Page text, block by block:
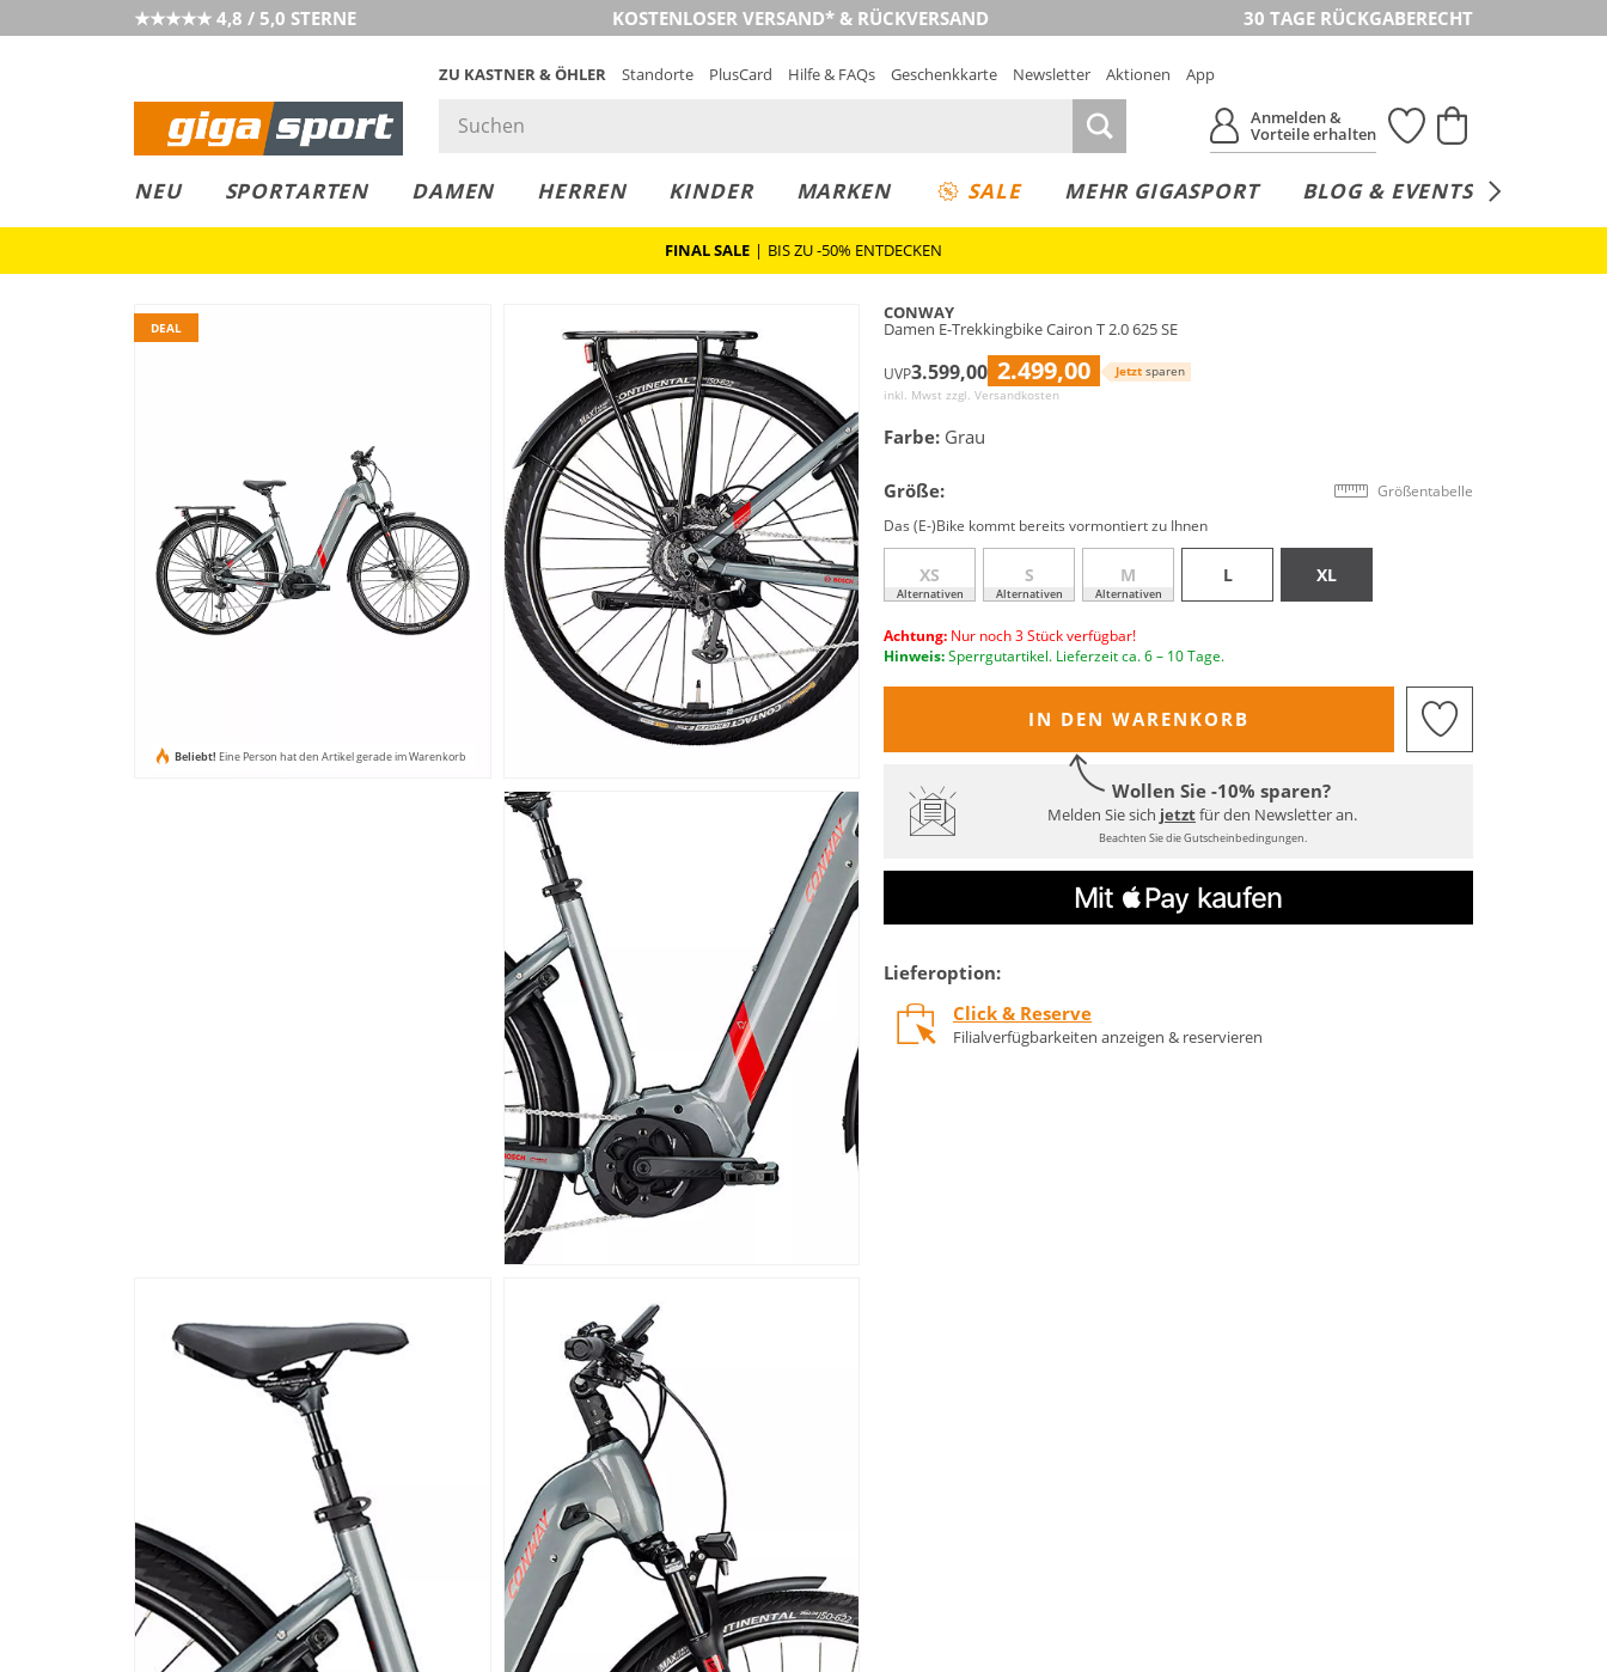
★★★★★ 4,8 / 5,0 STERNE KOSTENLOSER VERSAND* & RÜCKVERSAND 30 TAGE RÜCKGABERECHT
ZU KASTNER & ÖHLER Standorte PlusCard Hilfe & FAQs Geschenkkarte Newsletter Aktionen
App
Anmelden &
Vorteile erhalten
NEU SPORTARTEN DAMEN HERREN KINDER MARKEN SALE MEHR GIGASPORT BLOG & EVENTS
LEASING
COLLECT
RESERVE
FINAL SALE | BIS ZU -50% ENTDECKEN
DEAL
Beliebt! Eine Person hat den Artikel gerade im Warenkorb
CONWAY
Damen E-Trekkingbike Cairon T 2.0 625 SE
UVP3.599,00 2.499,00 Jetzt sparen
inkl. Mwst zzgl. Versandkosten
Farbe: Grau
Größe:
Größentabelle
Das (E-)Bike kommt bereits vormontiert zu Ihnen
XS
Alternativen
S
Alternativen
M
Alternativen
L XL
Achtung: Nur noch 3 Stück verfügbar!
Hinweis: Sperrgutartikel. Lieferzeit ca. 6 – 10 Tage.
IN DEN WARENKORB
Wollen Sie -10% sparen?
Melden Sie sich jetztfür den Newsletter an.
Beachten Sie die Gutscheinbedingungen.
Lieferoption:
Click & Reserve
Filialverfügbarkeiten anzeigen & reservieren